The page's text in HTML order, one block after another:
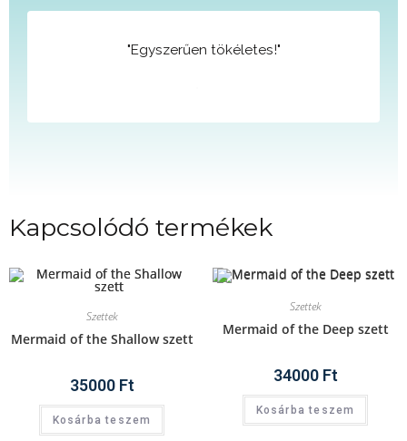
"Egyszerűen tökéletes!"
Kapcsolódó termékek
Szettek
Mermaid of the Shallow szett
35000 Ft
Kosárba teszem
Szettek
Mermaid of the Deep szett
34000 Ft
Kosárba teszem